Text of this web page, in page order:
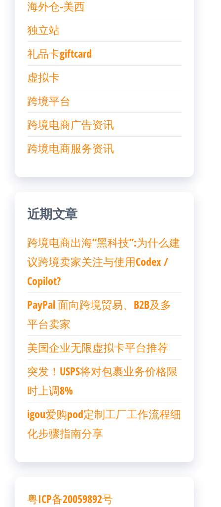
海外仓-美西
独立站
礼品卡giftcard
虚拟卡
跨境平台
跨境电商广告资讯
跨境电商服务资讯
近期文章
跨境电商出海“黑科技”:为什么建
议跨境卖家关注与使用Codex /
Copilot?
PayPal 面向跨境贸易、B2B及多
平台卖家
美国企业无限虚拟卡平台推荐
突发！USPS将对包裹业务价格限
时上调8%
igou爱购pod定制工厂工作流程细
化步骤指南分享
粤ICP备20059892号